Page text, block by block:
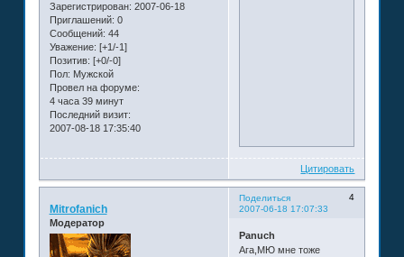
Зарегистрирован: 2007-06-18
Приглашений: 0
Сообщений: 44
Уважение: [+1/-1]
Позитив: [+0/-0]
Пол: Мужской
Провел на форуме:
4 часа 39 минут
Последний визит:
2007-08-18 17:35:40
Цитировать
Поделиться
4
2007-06-18 17:07:33
Mitrofanich
Модератор
Panuch
Ага,МЮ мне тоже